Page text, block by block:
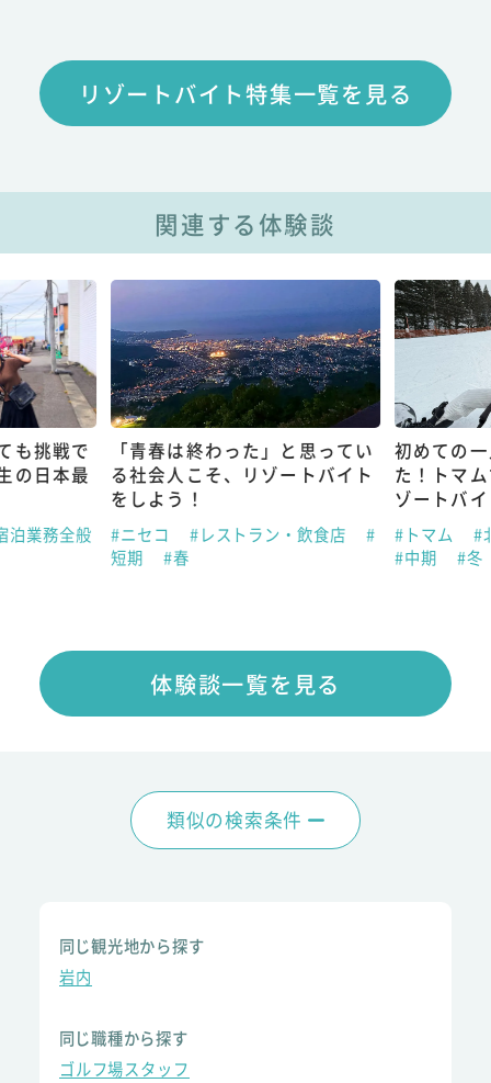
リゾートバイト特集一覧を見る
関連する体験談
も挑戦で
の日本最
泊業務全般
「青春は終わった」と思ってい
る社会人こそ、リゾートバイト
をしよう！
#ニセコ #レストラン・飲食店
#
短期
#春
初めての
た！トマ
ゾートバ
#トマム
#
#中期
#冬
体験談一覧を見る
類似の検索条件
同じ観光地から探す
岩内
同じ職種から探す
ゴルフ場スタッフ